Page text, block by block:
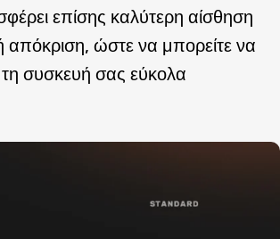
επίσης καλύτερη αίσθηση
απόκριση, ώστε να μπορείτε να
τη συσκευή σας εύκολα